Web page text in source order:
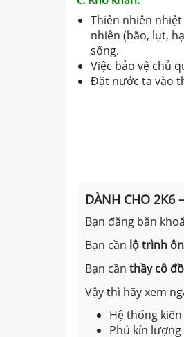
Thiên nhiên
nhiên (bão, lụt,
sống.
Việc bảo vệ chủ
Đặt nước ta vào
DÀNH CHO 2K6
Bạn đăng băn
Bạn cần lộ trình
Bạn cần thầy cô
Vậy thì hãy xem
Hệ thống
Phủ kín